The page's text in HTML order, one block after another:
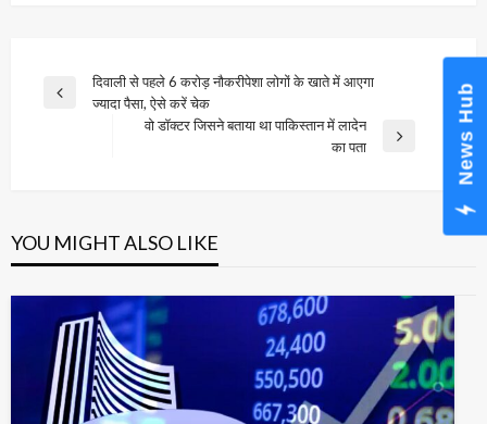
Post
navigation
Previous
दिवाली से पहले 6 करोड़ नौकरीपेशा लोगों के खाते में आएगा
ज्यादा पैसा, ऐसे करें चेक
वो डॉक्टर जिसने बताया था पाकिस्तान में लादेन
का पता
YOU MIGHT ALSO LIKE
News Hub